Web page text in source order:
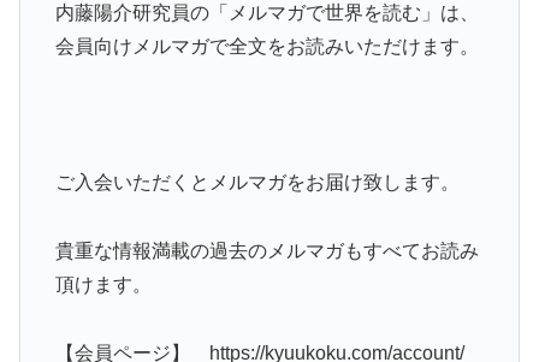
内藤陽介研究員の「メルマガで世界を読む」は、
会員向けメルマガで全文をお読みいただけます。
ご入会いただくとメルマガをお届け致します。
貴重な情報満載の過去のメルマガもすべてお読み
頂けます。
【会員ページ】 https://kyuukoku.com/account/